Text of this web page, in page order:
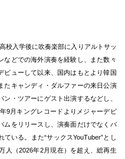
校入学後に吹奏楽部に入りアルトサッ
などでの海外演奏を経験し、また数々
ビューして以来、国内はもとより韓国
たキャンディ・ダルファーの来日公演
・ツアーにゲスト出演するなどし、
9月キングレコードよりメジャーデビ
ムをリリースし、演奏面だけでなくバ
いる。また“サックスYouTuber”とし
人（2026年2月現在）を超え、総再生